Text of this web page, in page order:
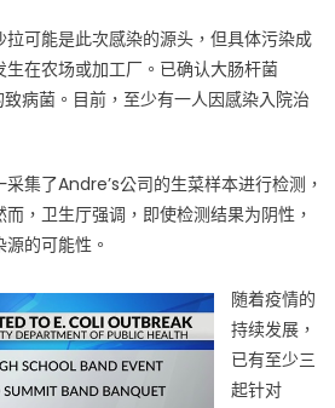
飙
升
至
涉
多
场
动
及
多
起
可能是此次感染的源头，但具体污染成
在农场或加工厂。已确认大肠杆菌
病菌。目前，至少有一人因感染入院治
集了Andre’s公司的生菜样本进行检测，
，卫生厅强调，即使检测结果为阴性，
的可能性。
随着疫情的
持续发展，
已有至少三
起针对